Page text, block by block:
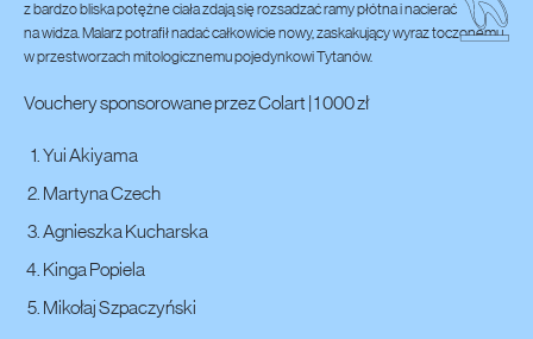
z bardzo bliska potężne ciała zdają się rozsadzać ramy płótna i nacierać
na widza. Malarz potrafił nadać całkowicie nowy, zaskakujący wyraz toczonemu
w przestworzach mitologicznemu pojedynkowi Tytanów.
Vouchery sponsorowane przez Colart | 1 000 zł
Yui Akiyama
Martyna Czech
Agnieszka Kucharska
Kinga Popiela
Mikołaj Szpaczyński